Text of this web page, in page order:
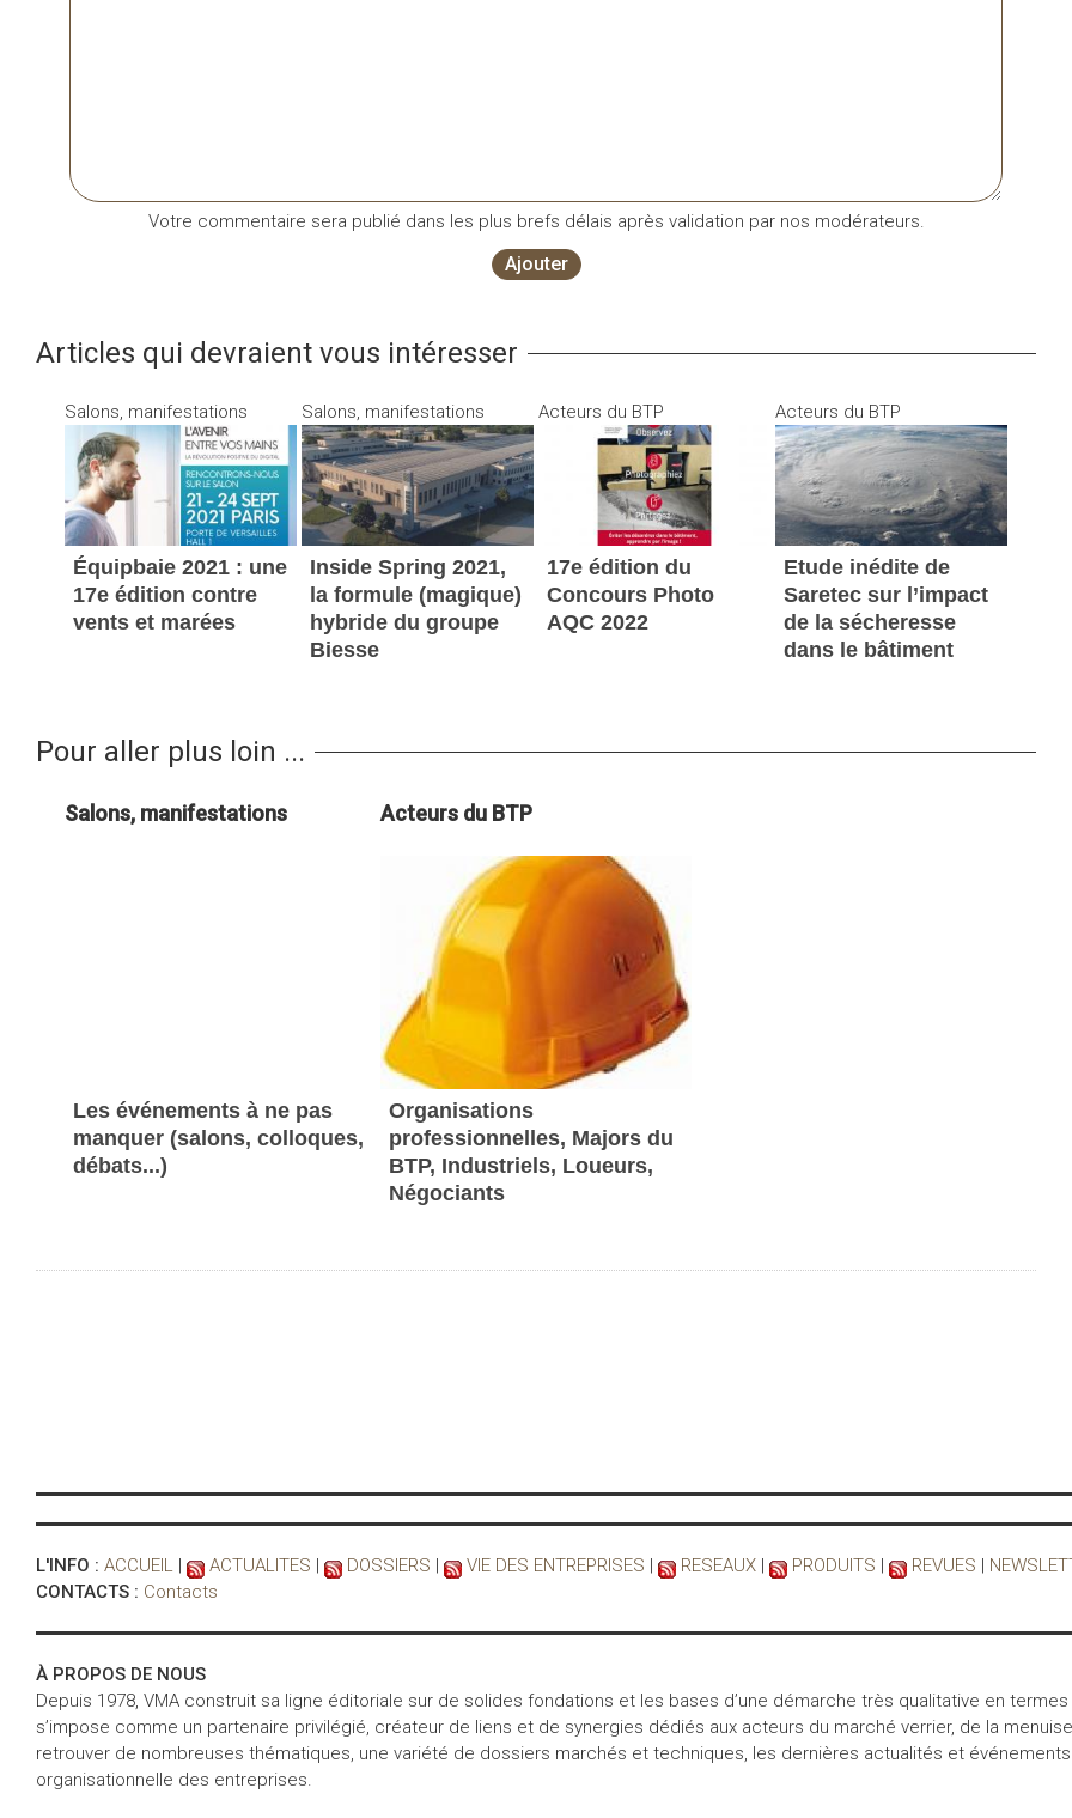
Votre commentaire sera publié dans les plus brefs délais après validation par nos modérateurs.
Ajouter
Articles qui devraient vous intéresser
Salons, manifestations
Équipbaie 2021 : une
17e édition contre
vents et marées
Salons, manifestations
Inside Spring 2021,
la formule (magique)
hybride du groupe
Biesse
Acteurs du BTP
17e édition du
Concours Photo
AQC 2022
Acteurs du BTP
Etude inédite de
Saretec sur l’impact
de la sécheresse
dans le bâtiment
Pour aller plus loin ...
Salons, manifestations
Les événements à ne pas
manquer (salons, colloques,
débats...)
Acteurs du BTP
Organisations
professionnelles, Majors du
BTP, Industriels, Loueurs,
Négociants
L'INFO : ACCUEIL | ACTUALITES | DOSSIERS | VIE DES ENTREPRISES | RESEAUX | PRODUITS | REVUES |
CONTACTS : Contacts
À PROPOS DE NOUS
Depuis 1978, VMA construit sa ligne éditoriale sur de solides fondations et les bases d’une démarche très qualitative en
s’impose comme un partenaire privilégié, créateur de liens et de synergies dédiés aux acteurs du marché verrier, de la
retrouver de nombreuses thématiques, une variété de dossiers marchés et techniques, les dernières actualités et
organisationnelle des entreprises.